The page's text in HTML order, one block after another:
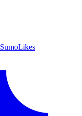
SumoLikes